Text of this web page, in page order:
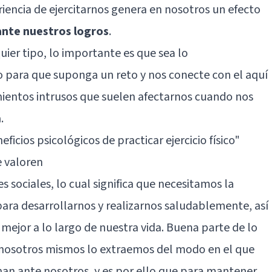
de ejercitarnos genera en nosotros un efecto
nuestros logros.
tipo, lo importante es que sea lo
que suponga un reto y nos conecte con el aquí
intrusos que suelen afectarnos cuando nos
psicológicos de practicar ejercicio físico"
valoren
sociales, lo cual significa que necesitamos la
desarrollarnos y realizarnos saludablemente, así
a lo largo de nuestra vida. Buena parte de lo
mismos lo extraemos del modo en el que